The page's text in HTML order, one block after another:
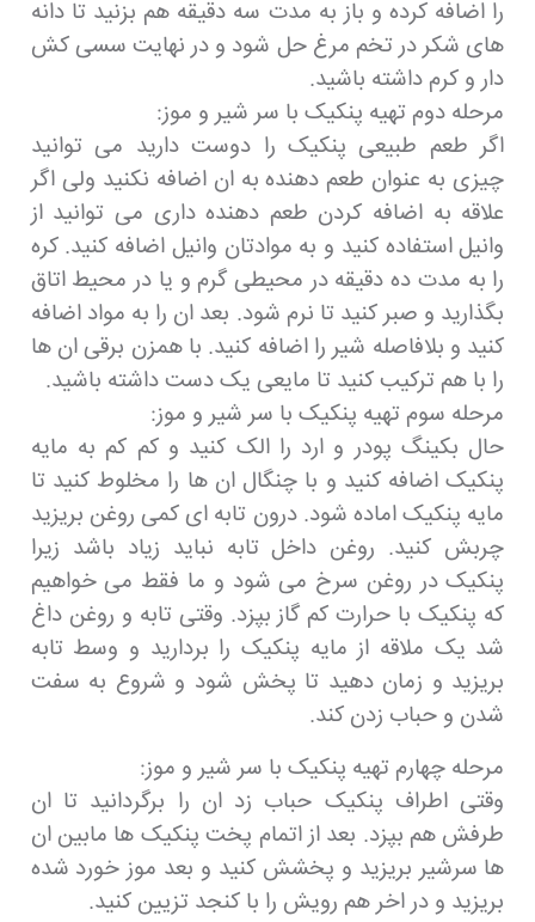
را اضافه کرده و باز به مدت سه دقیقه هم بزنید تا دانه
های شکر در تخم مرغ حل شود و در نهایت سسی کش
دار و کرم داشته باشید.
مرحله دوم تهیه پنکیک با سر شیر و موز:
اگر طعم طبیعی پنکیک را دوست دارید می توانید
چیزی به عنوان طعم دهنده به ان اضافه نکنید ولی اگر
علاقه به اضافه کردن طعم دهنده داری می توانید از
وانیل استفاده کنید و به موادتان وانیل اضافه کنید. کره
را به مدت ده دقیقه در محیطی گرم و یا در محیط اتاق
بگذارید و صبر کنید تا نرم شود. بعد ان را به مواد اضافه
کنید و بلافاصله شیر را اضافه کنید. با همزن برقی ان ها
را با هم ترکیب کنید تا مایعی یک دست داشته باشید.
مرحله سوم تهیه پنکیک با سر شیر و موز:
حال بکینگ پودر و ارد را الک کنید و کم کم به مایه
پنکیک اضافه کنید و با چنگال ان ها را مخلوط کنید تا
مایه پنکیک اماده شود. درون تابه ای کمی روغن بریزید
چربش کنید. روغن داخل تابه نباید زیاد باشد زیرا
پنکیک در روغن سرخ می شود و ما فقط می خواهیم
که پنکیک با حرارت کم گاز بپزد. وقتی تابه و روغن داغ
شد یک ملاقه از مایه پنکیک را بردارید و وسط تابه
بریزید و زمان دهید تا پخش شود و شروع به سفت
شدن و حباب زدن کند.
مرحله چهارم تهیه پنکیک با سر شیر و موز:
وقتی اطراف پنکیک حباب زد ان را برگردانید تا ان
طرفش هم بپزد. بعد از اتمام پخت پنکیک ها مابین ان
ها سرشیر بریزید و پخشش کنید و بعد موز خورد شده
بریزید و در اخر هم رویش را با کنجد تزیین کنید.